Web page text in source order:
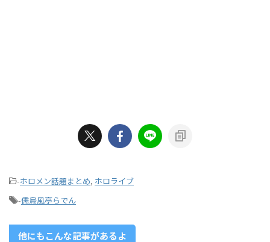
-ホロメン話題まとめ, ホロライブ
-儒烏風亭らでん
他にもこんな記事があるよ